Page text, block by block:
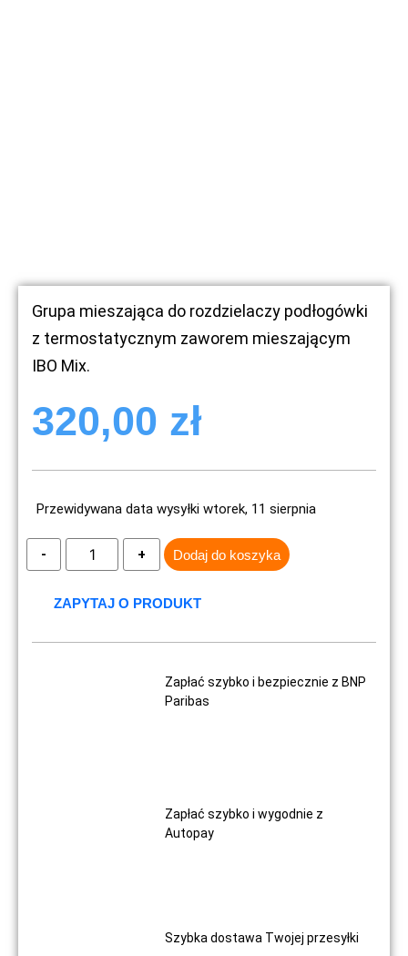
Grupa mieszająca do rozdzielaczy podłogówki
z termostatycznym zaworem mieszającym
IBO Mix.
320,00 zł
Przewidywana data wysyłki wtorek, 11 sierpnia
Dodaj do koszyka
ZAPYTAJ O PRODUKT
Zapłać szybko i bezpiecznie z BNP
Paribas
Zapłać szybko i wygodnie z
Autopay
Szybka dostawa Twojej przesyłki